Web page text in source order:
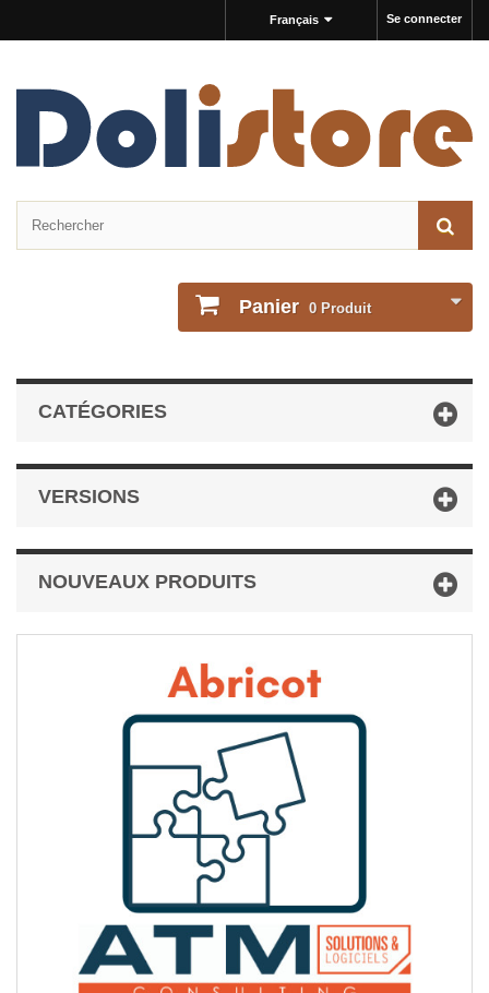
Se connecter
Français
Panier 0 Produit
CATÉGORIES
VERSIONS
NOUVEAUX PRODUITS